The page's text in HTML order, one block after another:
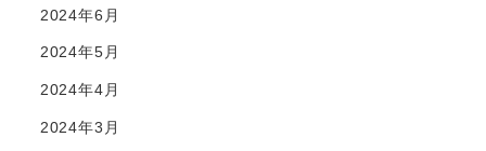
2024年6月
2024年5月
2024年4月
2024年3月